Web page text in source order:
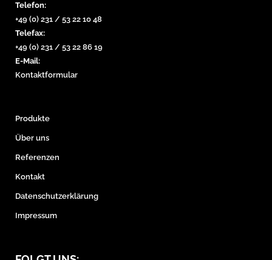
Telefon:
+49 (0) 231 / 53 22 10 48
Telefax:
+49 (0) 231 / 53 22 86 19
E-Mail:
Kontaktformular
Produkte
Über uns
Referenzen
Kontakt
Datenschutzerklärung
Impressum